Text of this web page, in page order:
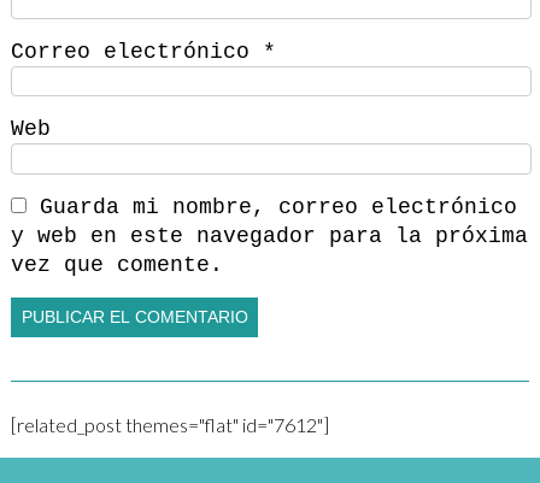
Correo electrónico *
Web
Guarda mi nombre, correo electrónico
y web en este navegador para la próxima
vez que comente.
[related_post themes="flat" id="7612"]